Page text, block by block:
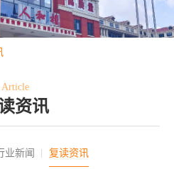
Article
资讯
业新闻 复读资讯